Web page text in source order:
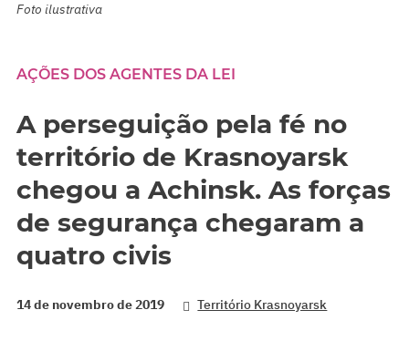
Foto ilustrativa
AÇÕES DOS AGENTES DA LEI
A perseguição pela fé no
território de Krasnoyarsk
chegou a Achinsk. As forças
de segurança chegaram a
quatro civis
14 de novembro de 2019 Território Krasnoyarsk